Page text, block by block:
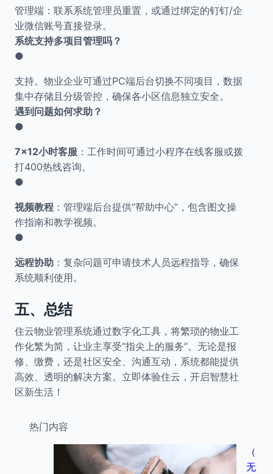
管理端：联系系统管理员重置，或通过绑定的钉钉/企
业微信账号直接登录。
系统支持多项目管理吗？
●
支持。物业企业可通过PC端后台切换不同项目，数据
集中存储且分级管控，确保各小区信息独立安全。
遇到问题如何求助？
●
7×12小时客服 ：工作时间可通过小程序在线客服或拨
打400热线咨询。
●
视频教程 ：管理端后台提供“帮助中心”，包含图文操
作指南和教学视频。
●
远程协助 ：复杂问题可申请技术人员远程指导，确保
系统顺利使用。
五、总结
住云物业管理系统通过数字化工具，将繁琐的物业工
作化繁为简，让业主享受“指尖上的服务”。无论是报
修、缴费，还是社区安全、沟通互动，系统都能提供
高效、透明的解决方案。立即体验住云，开启智慧社
区新生活！
热门内容
（
无